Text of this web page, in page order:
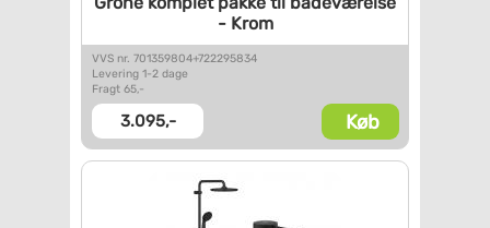
- Krom
VVS nr. 701359804+722295834
Levering 1-2 dage
Fragt 65,-
3.095,- Køb